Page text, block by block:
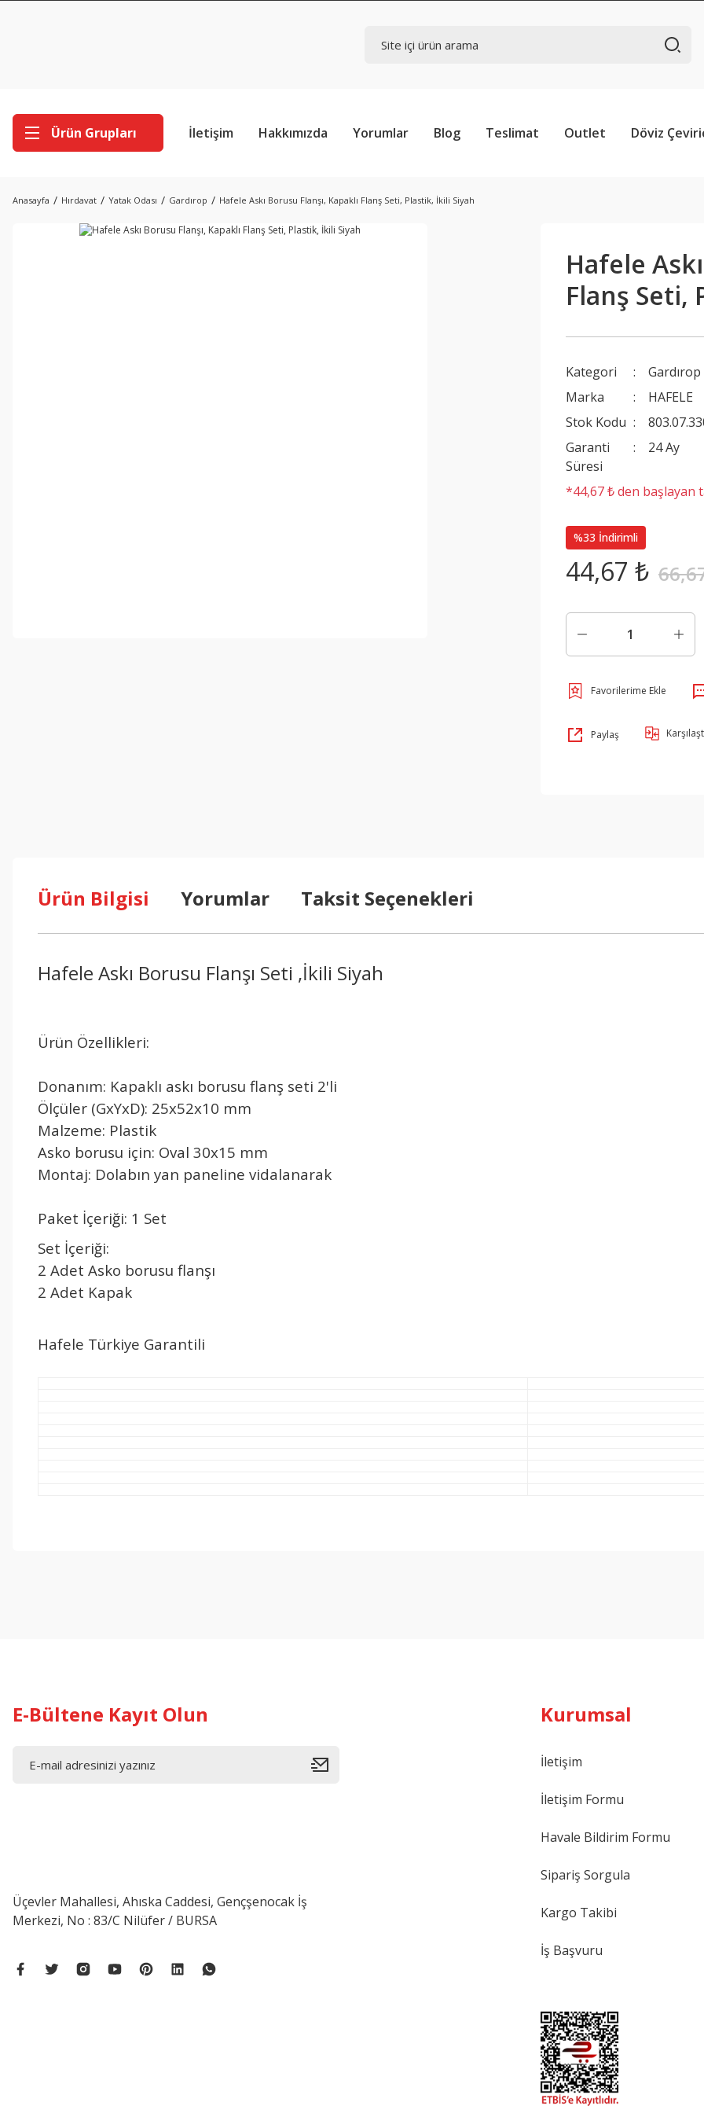
Ürün Grupları İletişim Hakkımızda Yorumlar Blog Teslimat Outlet Döviz
Anasayfa Hırdavat Yatak Odası Gardırop Hafele Askı Borusu Flanşı, Kapaklı Flanş Seti, Plastik, İkili Siyah
Hafele
Flanş Seti,
Kategori
Gardırop
Marka
HAFELE
Stok Kodu
Garanti
Süresi
24 Ay
*44,67 ₺ den başlayan
%33 İndirimli
44,67 ₺
Paylaş
Ürün Bilgisi Yorumlar Taksit Seçenekleri
Hafele Askı Borusu Flanşı Seti ,İkili Siyah
Ürün Özellikleri:
Donanım: Kapaklı askı borusu flanş seti 2'li
Ölçüler (GxYxD): 25x52x10 mm
Malzeme: Plastik
Asko borusu için: Oval 30x15 mm
Montaj: Dolabın yan paneline vidalanarak
Paket İçeriği: 1 Set
Set İçeriği:
2 Adet Asko borusu flanşı
2 Adet Kapak
Hafele Türkiye Garantili
E-Bültene Kayıt Olun
Üçevler Mahallesi, Ahıska Caddesi, Gençşenocak İş
Merkezi, No : 83/C Nilüfer / BURSA
Kurumsal
İletişim
İletişim Formu
Havale Bildirim Formu
Sipariş Sorgula
Kargo Takibi
İş Başvuru